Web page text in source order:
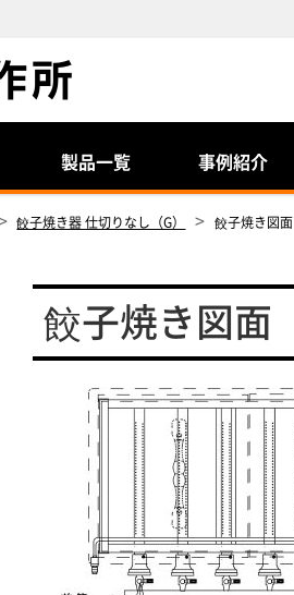
製品一覧 事例紹介
餃子焼き器 仕切りなし（G） > 餃子焼き図面
餃子焼き図面